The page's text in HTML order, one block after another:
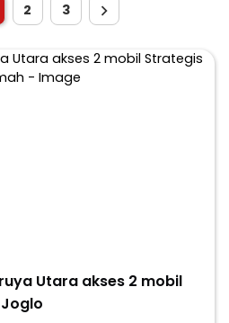
2 3
Utara akses 2 mobil